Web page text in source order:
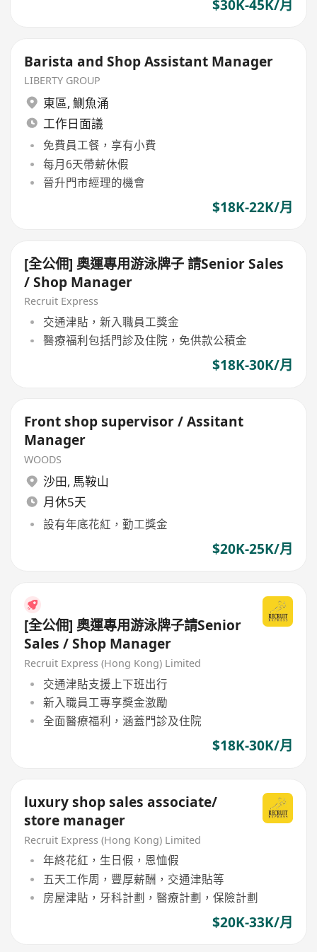
$30K-45K/月
Barista and Shop Assistant Manager
LIBERTY GROUP
東區, 鰂魚涌
工作日面議
免費員工餐，享有小費
每月6天帶薪休假
晉升門市經理的機會
$18K-22K/月
[全公佣] 奧運專用游泳牌子 請Senior Sales
/ Shop Manager
Recruit Express
交通津貼，新入職員工獎金
醫療福利包括門診及住院，免供款公積金
$18K-30K/月
Front shop supervisor / Assitant
Manager
WOODS
沙田, 馬鞍山
月休5天
設有年底花紅，勤工獎金
$20K-25K/月
[全公佣] 奧運專用游泳牌子請Senior
Sales / Shop Manager
Recruit Express (Hong Kong) Limited
交通津貼支援上下班出行
新入職員工專享獎金激勵
全面醫療福利，涵蓋門診及住院
$18K-30K/月
luxury shop sales associate/
store manager
Recruit Express (Hong Kong) Limited
年終花紅，生日假，恩恤假
五天工作周，豐厚薪酬，交通津貼等
房屋津貼，牙科計劃，醫療計劃，保險計劃
$20K-33K/月